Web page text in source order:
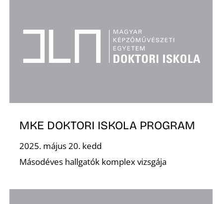
MKE DOKTORI ISKOLA PROGRAM
2025. május 20. kedd
Másodéves hallgatók komplex vizsgája